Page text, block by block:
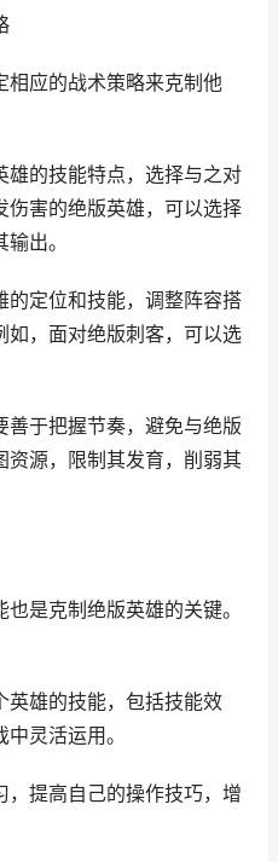
相应的战术策略来克制他
雄的技能特点，选择与之对
伤害的绝版英雄，可以选择
出。
的定位和技能，调整阵容搭
如，面对绝版刺客，可以选
善于把握节奏，避免与绝版
资源，限制其发育，削弱其
是克制绝版英雄的关键。
英雄的技能，包括技能效
灵活运用。
提高自己的操作技巧，增